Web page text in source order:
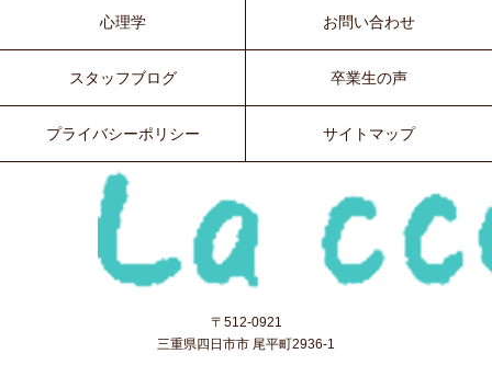
心理学 お問い合わせ
スタッフブログ 卒業生の声
プライバシーポリシー サイトマップ
〒512-0921
三重県四日市市 尾平町2936-1